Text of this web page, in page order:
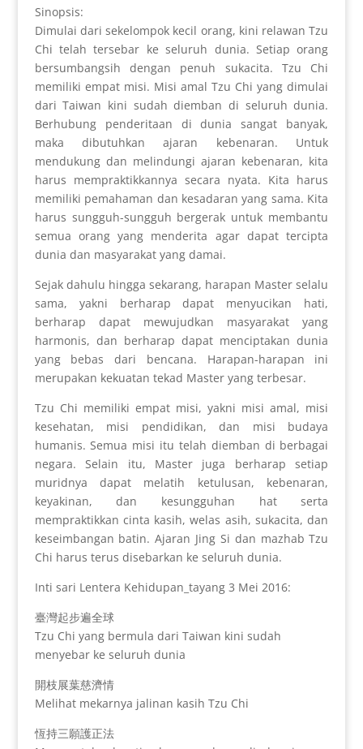
Sinopsis:
Dimulai dari sekelompok kecil orang, kini relawan Tzu
Chi telah tersebar ke seluruh dunia. Setiap orang
bersumbangsih dengan penuh sukacita. Tzu Chi
memiliki empat misi. Misi amal Tzu Chi yang dimulai
dari Taiwan kini sudah diemban di seluruh dunia.
Berhubung penderitaan di dunia sangat banyak,
maka dibutuhkan ajaran kebenaran. Untuk
mendukung dan melindungi ajaran kebenaran, kita
harus mempraktikkannya secara nyata. Kita harus
memiliki pemahaman dan kesadaran yang sama. Kita
harus sungguh-sungguh bergerak untuk membantu
semua orang yang menderita agar dapat tercipta
dunia dan masyarakat yang damai.
Sejak dahulu hingga sekarang, harapan Master selalu
sama, yakni berharap dapat menyucikan hati,
berharap dapat mewujudkan masyarakat yang
harmonis, dan berharap dapat menciptakan dunia
yang bebas dari bencana. Harapan-harapan ini
merupakan kekuatan tekad Master yang terbesar.
Tzu Chi memiliki empat misi, yakni misi amal, misi
kesehatan, misi pendidikan, dan misi budaya
humanis. Semua misi itu telah diemban di berbagai
negara. Selain itu, Master juga berharap setiap
muridnya dapat melatih ketulusan, kebenaran,
keyakinan, dan kesungguhan hat serta
mempraktikkan cinta kasih, welas asih, sukacita, dan
keseimbangan batin. Ajaran Jing Si dan mazhab Tzu
Chi harus terus disebarkan ke seluruh dunia.
Inti sari Lentera Kehidupan_tayang 3 Mei 2016:
臺灣起步遍全球
Tzu Chi yang bermula dari Taiwan kini sudah
menyebar ke seluruh dunia
開枝展葉慈濟情
Melihat mekarnya jalinan kasih Tzu Chi
恆持三願護正法